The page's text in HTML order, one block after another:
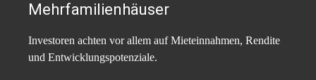
Mehrfamilienhäuser
Investoren achten vor allem auf Mieteinnahmen, Rendite
und Entwicklungspotenziale.